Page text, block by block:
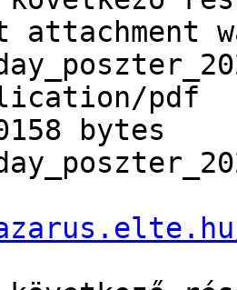
attachment
pdf
bytes